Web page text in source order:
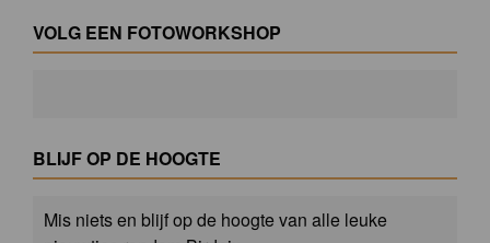
VOLG EEN FOTOWORKSHOP
BLIJF OP DE HOOGTE
Mis niets en blijf op de hoogte van alle leuke